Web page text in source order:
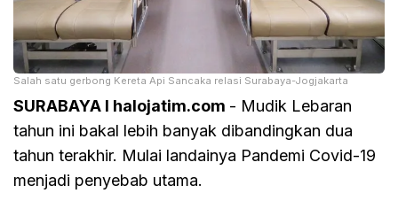
Salah satu gerbong Kereta Api Sancaka relasi Surabaya-Jogjakarta
SURABAYA I halojatim.com - Mudik Lebaran
tahun ini bakal lebih banyak dibandingkan dua
tahun terakhir. Mulai landainya Pandemi Covid-19
menjadi penyebab utama.